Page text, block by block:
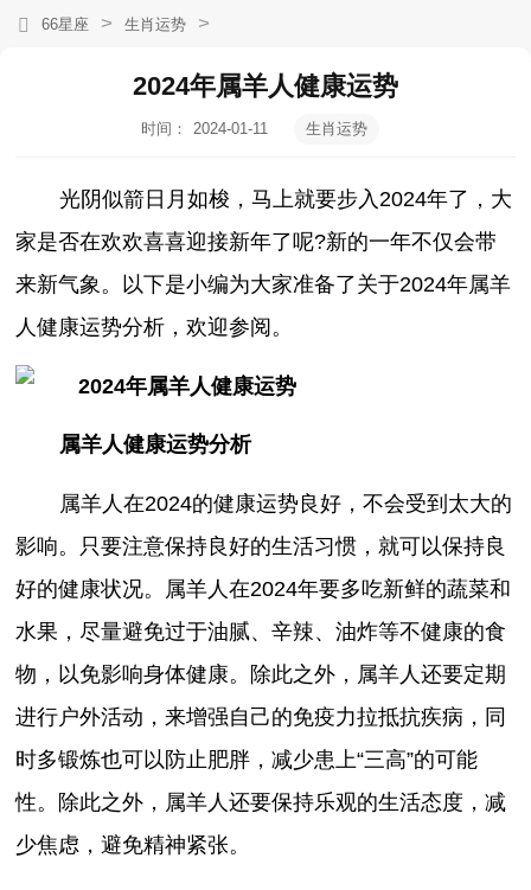
66星座 > 生肖运势 >
2024年属羊人健康运势
时间：
2024-01-11
生肖运势
光阴似箭日月如梭，马上就要步入2024年了，大
家是否在欢欢喜喜迎接新年了呢?新的一年不仅会带
来新气象。以下是小编为大家准备了关于2024年属羊
人健康运势分析，欢迎参阅。
属羊人健康运势分析
属羊人在2024的健康运势良好，不会受到太大的
影响。只要注意保持良好的生活习惯，就可以保持良
好的健康状况。属羊人在2024年要多吃新鲜的蔬菜和
水果，尽量避免过于油腻、辛辣、油炸等不健康的食
物，以免影响身体健康。除此之外，属羊人还要定期
进行户外活动，来增强自己的免疫力拉抵抗疾病，同
时多锻炼也可以防止肥胖，减少患上“三高”的可能
性。除此之外，属羊人还要保持乐观的生活态度，减
少焦虑，避免精神紧张。